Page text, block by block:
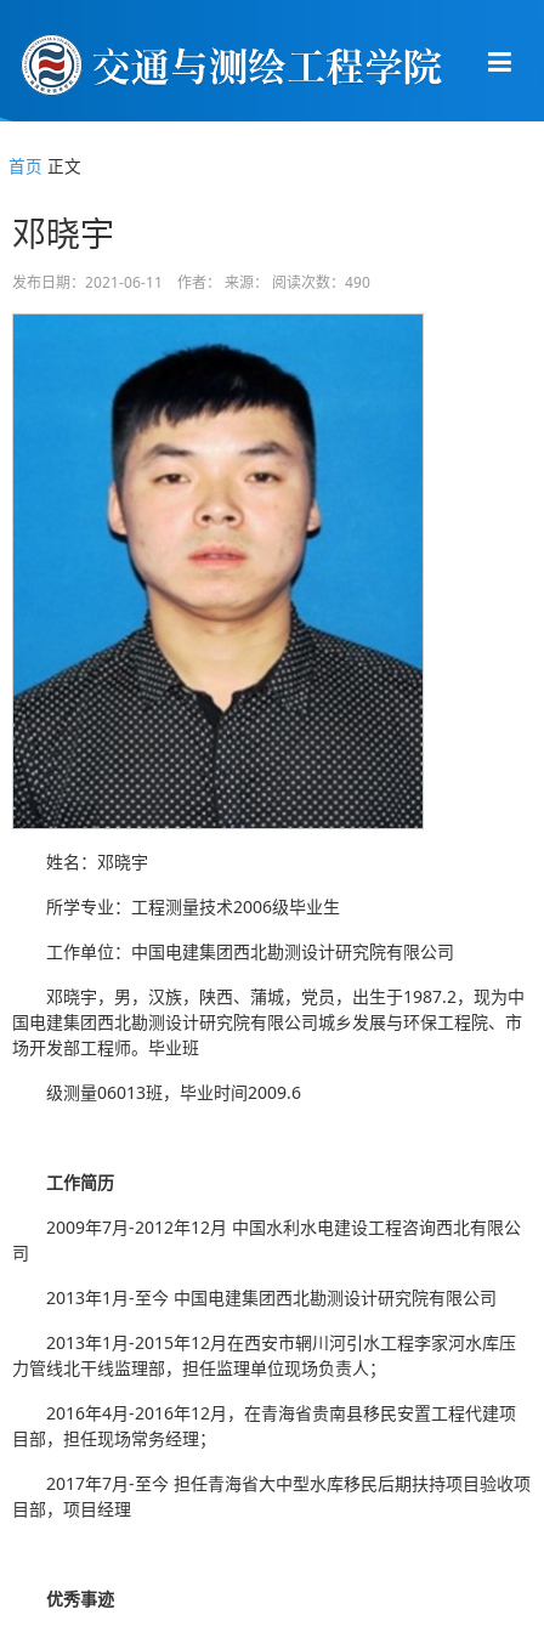
首页 正文
邓晓宇
发布日期：2021-06-11 作者： 来源： 阅读次数： 490
姓名：邓晓宇
所学专业：工程测量技术2006级毕业生
工作单位：中国电建集团西北勘测设计研究院有限公司
邓晓宇，男，汉族，陕西、蒲城，党员，出生于1987.2，现为中
国电建集团西北勘测设计研究院有限公司城乡发展与环保工程院、市
场开发部工程师。毕业班
级测量06013班，毕业时间2009.6
工作简历
2009年7月-2012年12月 中国水利水电建设工程咨询西北有限公
司
2013年1月-至今 中国电建集团西北勘测设计研究院有限公司
2013年1月-2015年12月在西安市辋川河引水工程李家河水库压
力管线北干线监理部，担任监理单位现场负责人；
2016年4月-2016年12月，在青海省贵南县移民安置工程代建项
目部，担任现场常务经理；
2017年7月-至今 担任青海省大中型水库移民后期扶持项目验收项
目部，项目经理
优秀事迹